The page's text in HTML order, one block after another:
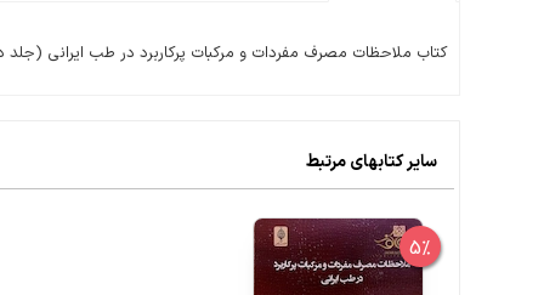
کتاب ملاحظات مصرف مفردات و مرکبات پرکاربرد در طب ایرانی (جلد
سایر کتابهای مرتبط
5%